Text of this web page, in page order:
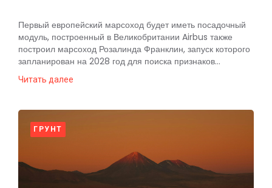
Первый европейский марсоход будет иметь посадочный
модуль, построенный в Великобритании Airbus также
построил марсоход Розалинда Франклин, запуск которого
запланирован на 2028 год для поиска признаков...
Читать далее
ГРУНТ